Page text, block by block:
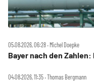
05.08.2026, 06:28 ‧ Michel Doepke
Bayer nach den
04.08.2026, 11:35 ‧ Thomas Bergmann